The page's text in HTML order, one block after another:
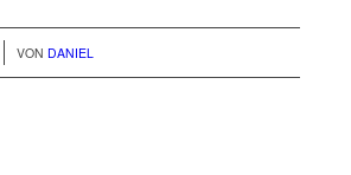
VON DANIEL